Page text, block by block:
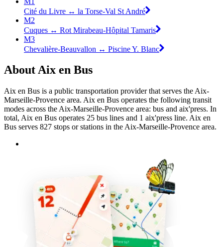
Cité du Livre ↔ la Torse-Val St André
M2
Cuques ↔ Rot Mirabeau-Hôpital Tamaris
M3
Chevalière-Beauvallon ↔ Piscine Y. Blanc
About Aix en Bus
Aix en Bus is a public transportation provider that serves the Aix-
Marseille-Provence area. Aix en Bus operates the following transit
modes across the Aix-Marseille-Provence area: bus and aix'press. In
total, Aix en Bus operates 25 bus lines and 1 aix'press line. Aix en
Bus serves 827 stops or stations in the Aix-Marseille-Provence area.